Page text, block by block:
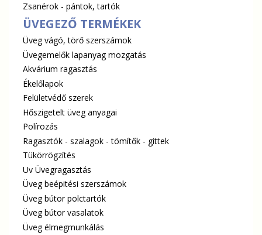
Zsanérok - pántok, tartók
ÜVEGEZŐ TERMÉKEK
Üveg vágó, törő szerszámok
Üvegemelők lapanyag mozgatás
Akvárium ragasztás
Ékelőlapok
Felületvédő szerek
Hőszigetelt üveg anyagai
Polírozás
Ragasztók - szalagok - tömítők - gittek
Tükörrögzítés
Uv Üvegragasztás
Üveg beépitési szerszámok
Üveg bútor polctartók
Üveg bútor vasalatok
Üveg élmegmunkálás